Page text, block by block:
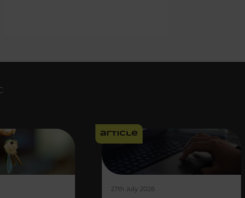
article
27th July 2026